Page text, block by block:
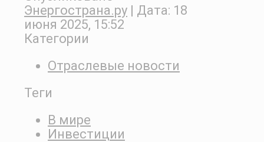
Энергострана.ру | Дата: 18
июня 2025, 15:52
Категории
Отраслевые новости
Теги
В мире
Инвестиции